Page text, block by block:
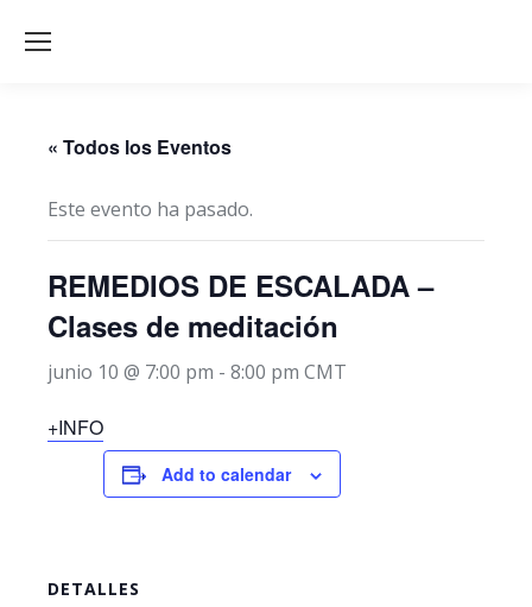
« Todos los Eventos
Este evento ha pasado.
REMEDIOS DE ESCALADA –
Clases de meditación
junio 10 @ 7:00 pm - 8:00 pm CMT
+INFO
Add to calendar
DETALLES